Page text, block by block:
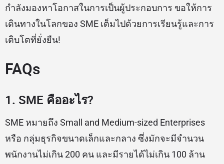
กำลังมองหาโอกาสในการเป็นผู้ประกอบการ ขอให้การ
เดินทางในโลกของ SME เต็มไปด้วยการเรียนรู้และการ
เติบโตที่ยั่งยืน!
FAQs
1. SME คืออะไร?
SME หมายถึง Small and Medium-sized Enterprises
หรือ กลุ่มธุรกิจขนาดเล็กและกลาง ซึ่งมักจะมีจำนวน
พนักงานไม่เกิน 200 คน และมีรายได้ไม่เกิน 100 ล้าน